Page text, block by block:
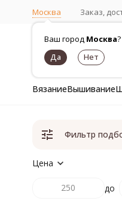
Москва
Ваш город Москва?
Заказ,
ВязаниеВышивание
Фильтр
Цена
до